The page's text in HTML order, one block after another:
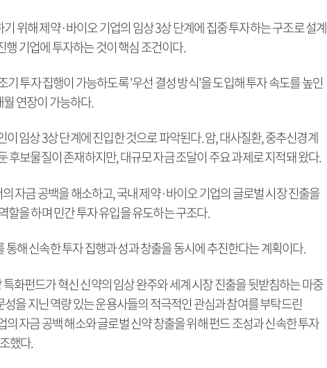
위해 제약·바이오 기업의 임상 3상 단계에 집중 투자하는 구조로 설계
행 기업에 투자하는 것이 핵심 조건이다.
투자 집행이 가능하도록 '우선 결성 방식'을 도입해 투자 속도를 높인
연장이 가능하다.
임상 3상 단계에 진입한 것으로 파악된다. 암, 대사질환, 중추신경계
후보물질이 존재하지만, 대규모 자금 조달이 주요 과제로 지적돼 왔다.
자금 공백을 해소하고, 국내 제약·바이오 기업의 글로벌 시장 진출을
을 하며 민간 투자 유입을 유도하는 구조다.
해 신속한 투자 집행과 성과 창출을 동시에 추진한다는 계획이다.
화펀드가 혁신 신약의 임상 완주와 세계 시장 진출을 뒷받침하는 마중
을 지닌 역량 있는 운용사들의 적극적인 관심과 참여를 부탁드린
자금 공백 해소와 글로벌 신약 창출을 위해 펀드 조성과 신속한 투자
했다.